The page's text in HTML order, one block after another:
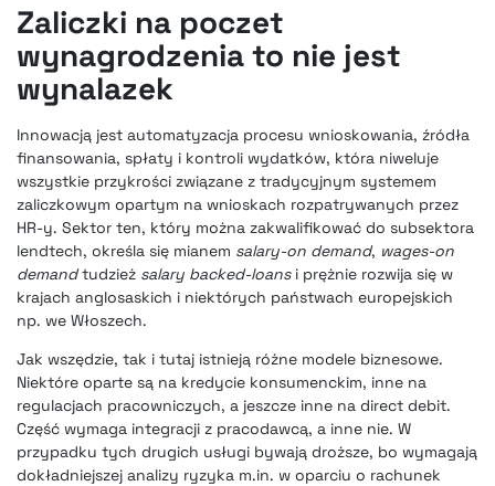
Zaliczki na poczet
wynagrodzenia to nie jest
wynalazek
Innowacją jest automatyzacja procesu wnioskowania, źródła
finansowania, spłaty i kontroli wydatków, która niweluje
wszystkie przykrości związane z tradycyjnym systemem
zaliczkowym opartym na wnioskach rozpatrywanych przez
HR-y. Sektor ten, który można zakwalifikować do subsektora
lendtech, określa się mianem salary-on demand, wages-on
demandtudzież salary backed-loansi prężnie rozwija się w
krajach anglosaskich i niektórych państwach europejskich
np. we Włoszech.
Jak wszędzie, tak i tutaj istnieją różne modele biznesowe.
Niektóre oparte są na kredycie konsumenckim, inne na
regulacjach pracowniczych, a jeszcze inne na direct debit.
Część wymaga integracji z pracodawcą, a inne nie. W
przypadku tych drugich usługi bywają droższe, bo wymagają
dokładniejszej analizy ryzyka m.in. w oparciu o rachunek